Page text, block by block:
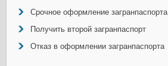
Срочное оформление загранпаспорта
Получить второй загранпаспорт
Отказ в оформлении загранпаспорта